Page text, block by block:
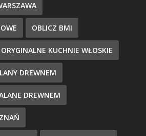
OBLICZ BMI
ORYGINALNE KUCHNIE WŁOSKIE
DREWNEM
DREWNEM